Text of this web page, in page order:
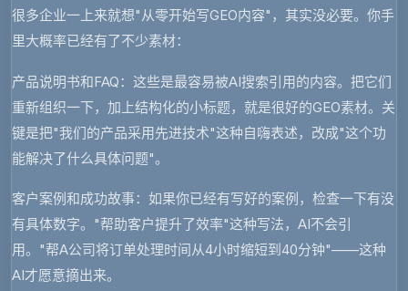
很多企业一上来就想"从零开始写GEO内容"，其实没必要。你手
里大概率已经有了不少素材：
产品说明书和FAQ：这些是最容易被AI搜索引用的内容。把它们
重新组织一下，加上结构化的小标题，就是很好的GEO素材。关
键是把"我们的产品采用先进技术"这种自嗨表述，改成"这个功
能解决了什么具体问题"。
客户案例和成功故事：如果你已经有写好的案例，检查一下有没
有具体数字。"帮助客户提升了效率"这种写法，AI不会引
用。"帮A公司将订单处理时间从4小时缩短到40分钟"——这种
AI才愿意摘出来。